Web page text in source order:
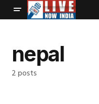
nepal
2 posts